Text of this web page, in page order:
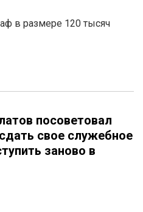
в размере 120 тысяч
посоветовал
свое служебное
заново в